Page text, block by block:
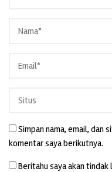
Simpan nama, email, dan
komentar saya berikutnya.
Beritahu saya akan